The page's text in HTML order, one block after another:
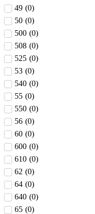
49 (0)
50 (0)
500 (0)
508 (0)
525 (0)
53 (0)
540 (0)
55 (0)
550 (0)
56 (0)
60 (0)
600 (0)
610 (0)
62 (0)
64 (0)
640 (0)
65 (0)